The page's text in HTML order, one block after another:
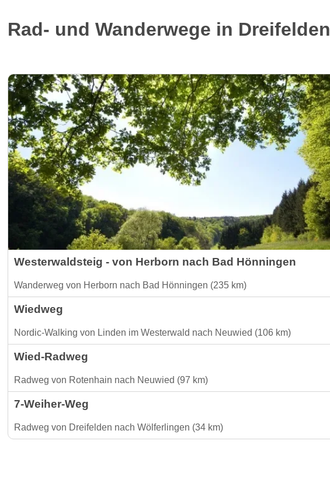
Rad- und Wanderwege in Dreifelden
Westerwaldsteig - von Herborn nach Bad Hönningen
Wanderweg von Herborn nach Bad Hönningen (235 km)
Wiedweg
Nordic-Walking von Linden im Westerwald nach Neuwied (106 km)
Wied-Radweg
Radweg von Rotenhain nach Neuwied (97 km)
7-Weiher-Weg
Radweg von Dreifelden nach Wölferlingen (34 km)